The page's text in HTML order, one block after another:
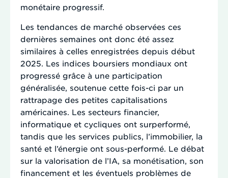
monétaire progressif.
Les tendances de marché observées ces
dernières semaines ont donc été assez
similaires à celles enregistrées depuis début
2025. Les indices boursiers mondiaux ont
progressé grâce à une participation
généralisée, soutenue cette fois-ci par un
rattrapage des petites capitalisations
américaines. Les secteurs financier,
informatique et cycliques ont surperformé,
tandis que les services publics, l’immobilier, la
santé et l’énergie ont sous-performé. Le débat
sur la valorisation de l’IA, sa monétisation, son
financement et les éventuels problèmes de